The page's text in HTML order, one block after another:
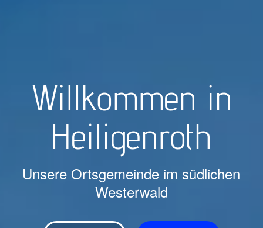
Willkommen in
Heiligenroth
Unsere Ortsgemeinde im südlichen
Westerwald